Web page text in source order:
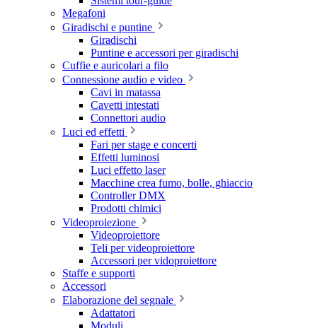
Megafoni
Giradischi e puntine
Giradischi
Puntine e accessori per giradischi
Cuffie e auricolari a filo
Connessione audio e video
Cavi in matassa
Cavetti intestati
Connettori audio
Luci ed effetti
Fari per stage e concerti
Effetti luminosi
Luci effetto laser
Macchine crea fumo, bolle, ghiaccio
Controller DMX
Prodotti chimici
Videoproiezione
Videoproiettore
Teli per videoproiettore
Accessori per vidoproiettore
Staffe e supporti
Accessori
Elaborazione del segnale
Adattatori
Moduli